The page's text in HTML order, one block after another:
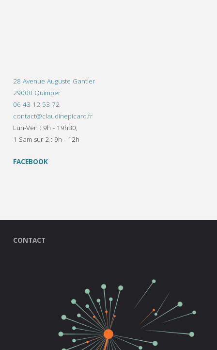
28 Avenue Auguste Gantier
29000 Quimper
06 43 12 53 72
contact@claudinepicard.fr
Lun-Ven : 9h - 19h30,
1 Sam sur 2 : 9h - 12h
FACEBOOK
CONTACT